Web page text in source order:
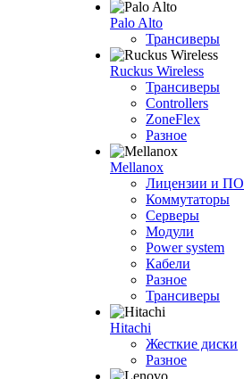
Palo Alto
Трансиверы
Ruckus Wireless
Трансиверы
Controllers
ZoneFlex
Разное
Mellanox
Лицензии и ПО
Коммутаторы
Серверы
Модули
Power system
Кабели
Разное
Трансиверы
Hitachi
Жесткие диски
Разное